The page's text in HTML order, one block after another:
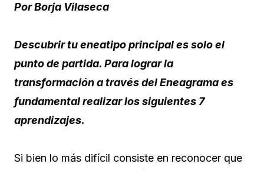
Por Borja Vilaseca
Descubrir tu eneatipo principal es solo el
punto de partida. Para lograr la
transformación a través del Eneagrama es
fundamental realizar los siguientes 7
aprendizajes.
Si bien lo más difícil consiste en reconocer que